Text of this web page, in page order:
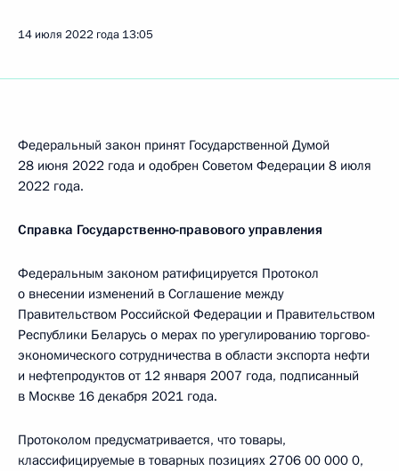
14 июля 2022 года 13:05
Федеральный закон принят Государственной Думой
28 июня 2022 года и одобрен Советом Федерации 8 июля
2022 года.
Справка Государственно-правового управления
Федеральным законом ратифицируется Протокол
о внесении изменений в Соглашение между
Правительством Российской Федерации и Правительством
Республики Беларусь о мерах по урегулированию торгово-
экономического сотрудничества в области экспорта нефти
и нефтепродуктов от 12 января 2007 года, подписанный
в Москве 16 декабря 2021 года.
Протоколом предусматривается, что товары,
классифицируемые в товарных позициях 2706 00 000 0,